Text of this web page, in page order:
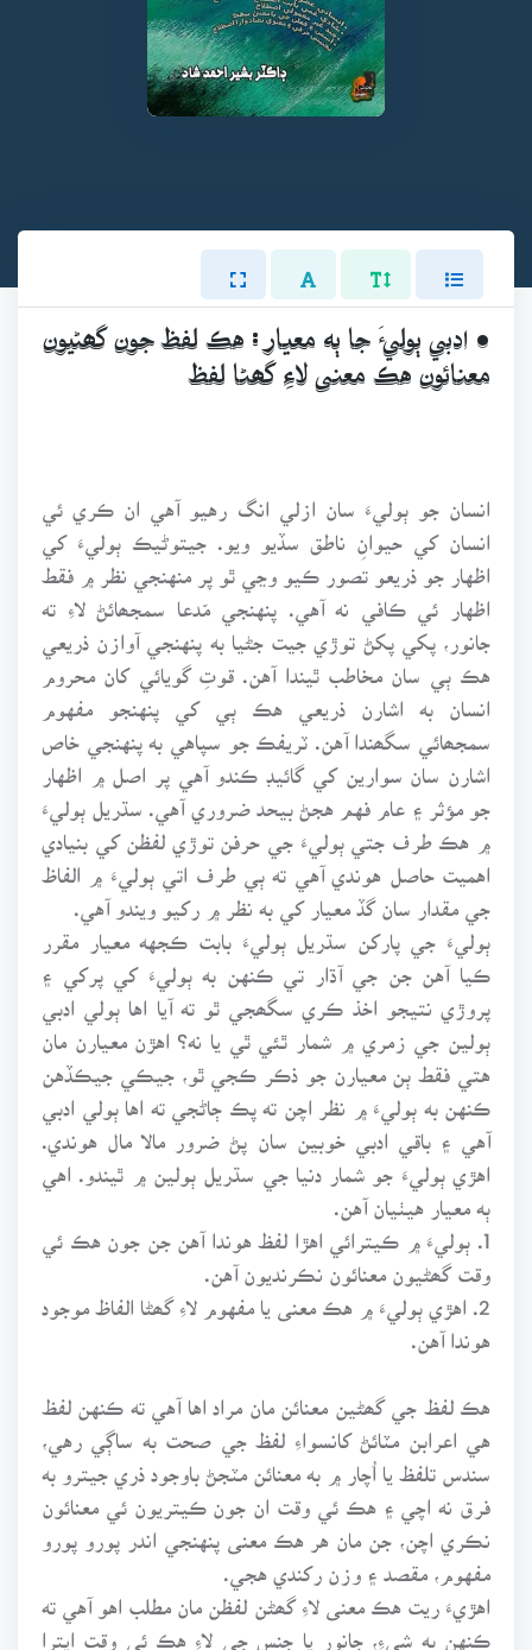
• ادبي ٻوليءَ جا ٻه معيار : هڪ لفظ جون گھڻيون
معنائون هڪ معنى لاءِ گھڻا لفظ
انسان جو ٻوليءَ سان ازلي انگ رهيو آهي ان ڪري ئي
انسان کي حيوانِ ناطق سڏيو ويو. جيتوڻيڪ ٻوليءَ کي
اظهار جو ذريعو تصور ڪيو وڃي ٿو پر منهنجي نظر ۾ فقط
اظهار ئي ڪافي نه آهي. پنهنجي مّدعا سمجھائڻ لاءِ ته
جانور، پکي پکڻ توڙي جيت جڻيا به پنهنجي آوازن ذريعي
هڪ ٻي سان مخاطب ٿيندا آهن. قوتِ گويائي کان محروم
انسان به اشارن ذريعي هڪ ٻي کي پنهنجو مفهوم
سمجھائي سگھندا آهن. ٽريفڪ جو سپاهي به پنهنجي خاص
اشارن سان سوارين کي گائيڊ ڪندو آهي پر اصل ۾ اظهار
جو مؤثر ۽ عام فهم هجڻ بيحد ضروري آهي. سڌريل ٻوليءَ
۾ هڪ طرف جتي ٻوليءَ جي حرفن توڙي لفظن کي بنيادي
اهميت حاصل هوندي آهي ته ٻي طرف اتي ٻوليءَ ۾ الفاظ
جي مقدار سان گڏ معيار کي به نظر ۾ رکيو ويندو آهي.
ٻوليءَ جي پارکن سڌريل ٻوليءَ بابت ڪجهه معيار مقرر
ڪيا آهن جن جي آڌار تي ڪنهن به ٻوليءَ کي پرکي ۽
پروڙي نتيجو اخذ ڪري سگھجي ٿو ته آيا اها ٻولي ادبي
ٻولين جي زمري ۾ شمار ٿئي ٿي يا نه؟ اهڙن معيارن مان
هتي فقط ٻن معيارن جو ذڪر ڪجي ٿو، جيڪي جيڪڏهن
ڪنهن به ٻوليءَ ۾ نظر اچن ته پڪ ڄاڻجي ته اها ٻولي ادبي
آهي ۽ باقي ادبي خوبين سان پڻ ضرور مالا مال هوندي.
اهڙي ٻوليءَ جو شمار دنيا جي سڌريل ٻولين ۾ ٿيندو. اهي
ٻه معيار هيٺيان آهن.
1. ٻوليءَ ۾ ڪيترائي اهڙا لفظ هوندا آهن جن جون هڪ ئي
وقت گھڻيون معنائون نڪرنديون آهن.
2. اهڙي ٻوليءَ ۾ هڪ معنى يا مفهوم لاءِ گھڻا الفاظ موجود
هوندا آهن.
هڪ لفظ جي گھڻين معنائن مان مراد اها آهي ته ڪنهن لفظ
هي اعرابن مٽائڻ کانسواءِ لفظ جي صحت به ساڳي رهي،
سندس تلفظ يا اُچار ۾ به معنائن مٽجڻ باوجود ذري جيترو به
فرق نه اچي ۽ هڪ ئي وقت ان جون ڪيتريون ئي معنائون
نڪري اچن، جن مان هر هڪ معنى پنهنجي اندر پورو پورو
مفهوم، مقصد ۽ وزن رکندي هجي.
اهڙيءَ ريت هڪ معنى لاءِ گھڻن لفظن مان مطلب اهو آهي ته
ڪنهن به شيءِ، جانور يا جنس جي لاءِ هڪ ئي وقت ايترا